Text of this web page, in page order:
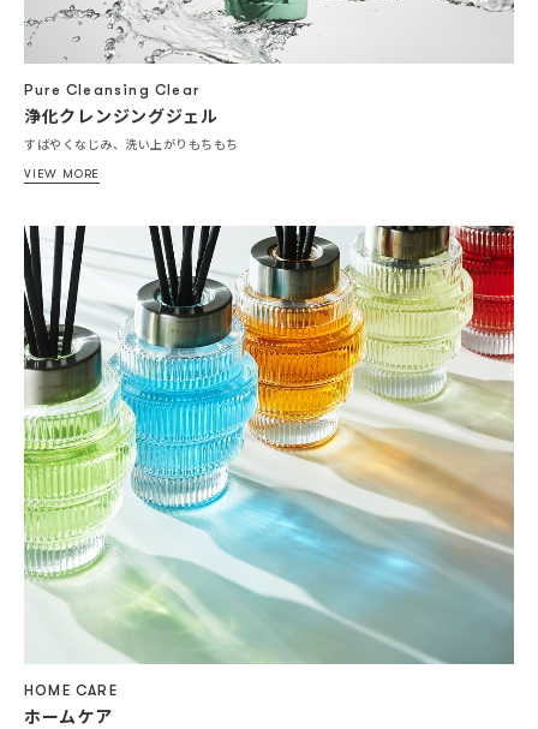
Pure Cleansing Clear
浄化クレンジングジェル
すばやくなじみ、洗い上がりもちもち
VIEW MORE
HOME CARE
ホームケア